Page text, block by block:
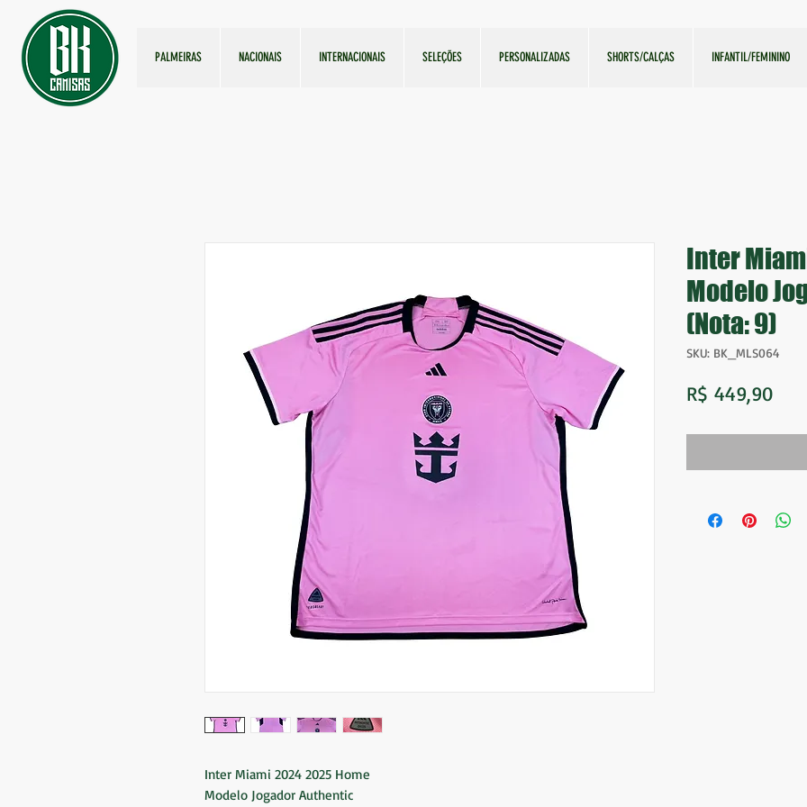
PALMEIRAS NACIONAIS INTERNACIONAIS SELEÇÕES PERSONALIZADAS SHORTS/CALÇAS INFANTIL/FEMININO
Inter Miami 2024 2025 Home
Modelo Jogador Authentic
Inter
Modelo
(Nota: 9)
SKU: BK_MLS064
R$ 449,90Preço